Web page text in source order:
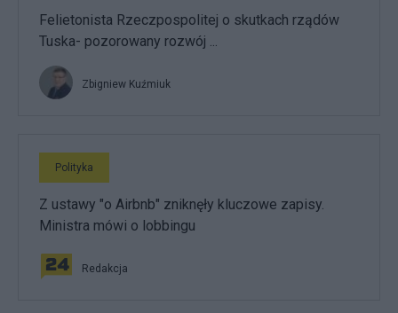
Felietonista Rzeczpospolitej o skutkach rządów
Tuska- pozorowany rozwój ...
Zbigniew Kuźmiuk
Polityka
Z ustawy "o Airbnb" zniknęły kluczowe zapisy.
Ministra mówi o lobbingu
Redakcja